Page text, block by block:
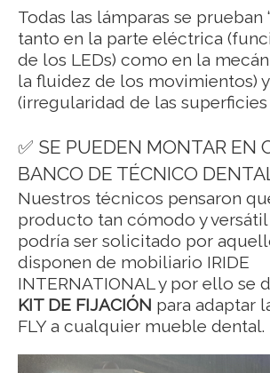
Todas las lámparas se prueban
tanto en la parte eléctrica
de los LEDs) como en la
la fluidez de los movimientos)
(irregularidad de las superficies
✅ SE PUEDEN MONTAR EN
BANCO DE TÉCNICO
Nuestros técnicos pensaron
producto tan cómodo y
podría ser solicitado por
disponen de mobiliario IRIDE
INTERNATIONAL y por ello se
KIT DE FIJACIÓN para adaptar
FLY a cualquier mueble dental.